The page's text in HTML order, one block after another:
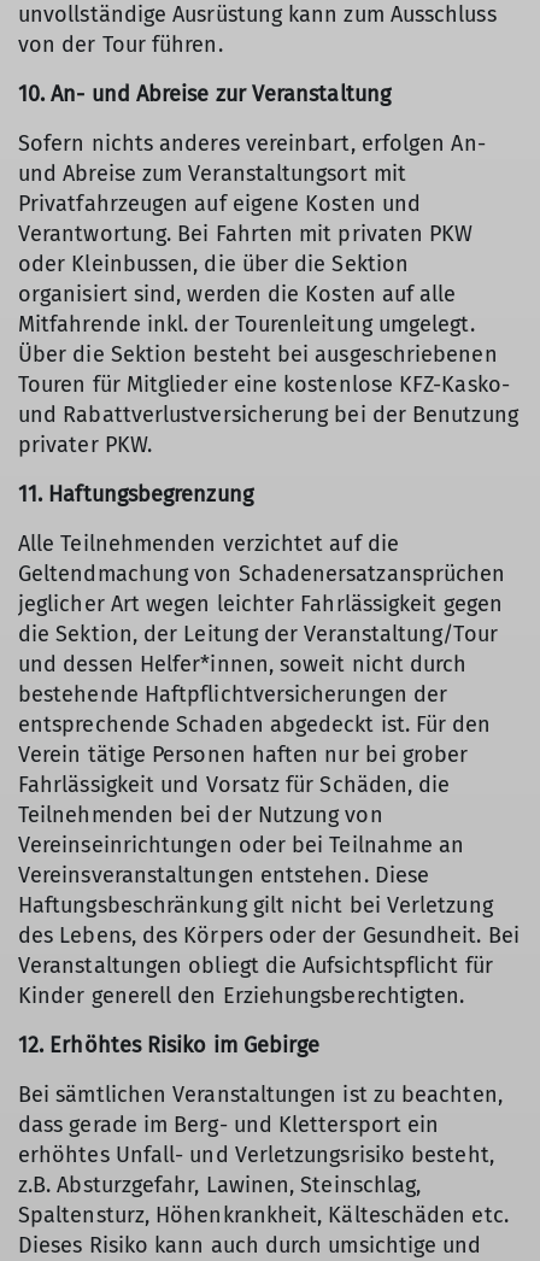
unvollständige Ausrüstung kann zum Ausschluss
von der Tour führen.
10. An- und Abreise zur Veranstaltung
Sofern nichts anderes vereinbart, erfolgen An-
und Abreise zum Veranstaltungsort mit
Privatfahrzeugen auf eigene Kosten und
Verantwortung. Bei Fahrten mit privaten PKW
oder Kleinbussen, die über die Sektion
organisiert sind, werden die Kosten auf alle
Mitfahrende inkl. der Tourenleitung umgelegt.
Über die Sektion besteht bei ausgeschriebenen
Touren für Mitglieder eine kostenlose KFZ-Kasko-
und Rabattverlustversicherung bei der Benutzung
privater PKW.
11. Haftungsbegrenzung
Alle Teilnehmenden verzichtet auf die
Geltendmachung von Schadenersatzansprüchen
jeglicher Art wegen leichter Fahrlässigkeit gegen
die Sektion, der Leitung der Veranstaltung/Tour
und dessen Helfer*innen, soweit nicht durch
bestehende Haftpflichtversicherungen der
entsprechende Schaden abgedeckt ist. Für den
Verein tätige Personen haften nur bei grober
Fahrlässigkeit und Vorsatz für Schäden, die
Teilnehmenden bei der Nutzung von
Vereinseinrichtungen oder bei Teilnahme an
Vereinsveranstaltungen entstehen. Diese
Haftungsbeschränkung gilt nicht bei Verletzung
des Lebens, des Körpers oder der Gesundheit. Bei
Veranstaltungen obliegt die Aufsichtspflicht für
Kinder generell den Erziehungsberechtigten.
12. Erhöhtes Risiko im Gebirge
Bei sämtlichen Veranstaltungen ist zu beachten,
dass gerade im Berg- und Klettersport ein
erhöhtes Unfall- und Verletzungsrisiko besteht,
z.B. Absturzgefahr, Lawinen, Steinschlag,
Spaltensturz, Höhenkrankheit, Kälteschäden etc.
Dieses Risiko kann auch durch umsichtige und